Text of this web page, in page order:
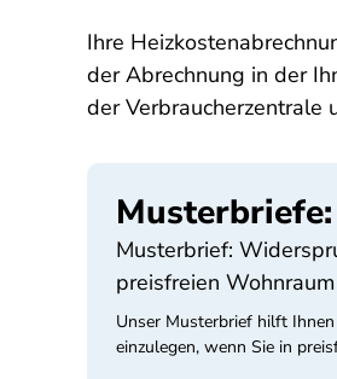
Ihre
der Abrechnung in der
der Verbraucherzentrale
Musterbriefe:
Musterbrief:
preisfreien Wohnraum
Unser Musterbrief hilft
einzulegen, wenn Sie in